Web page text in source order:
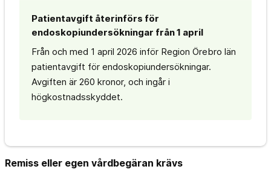
Patientavgift återinförs för
endoskopiundersökningar från 1 april
Från och med 1 april 2026 inför Region Örebro län
patientavgift för endoskopiundersökningar.
Avgiften är 260 kronor, och ingår i
högkostnadsskyddet.
Remiss eller egen vårdbegäran krävs